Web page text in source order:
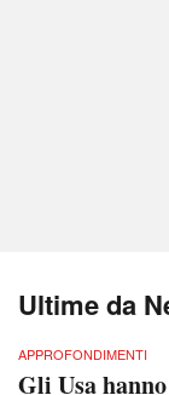
Ultime da
APPROFONDIMENTI
Gli Usa